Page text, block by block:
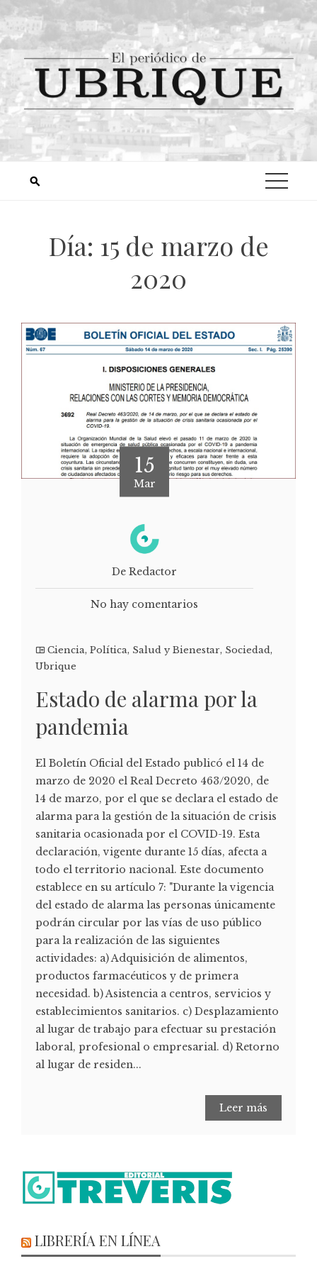
Día: 15 de marzo de
2020
15
Mar
De Redactor
No hay comentarios
Ciencia, Política, Salud y Bienestar, Sociedad,
Ubrique
Estado de alarma por la
pandemia
El Boletín Oficial del Estado publicó el 14 de
marzo de 2020 el Real Decreto 463/2020, de
14 de marzo, por el que se declara el estado de
alarma para la gestión de la situación de crisis
sanitaria ocasionada por el COVID-19. Esta
declaración, vigente durante 15 días, afecta a
todo el territorio nacional. Este documento
establece en su artículo 7: "Durante la vigencia
del estado de alarma las personas únicamente
podrán circular por las vías de uso público
para la realización de las siguientes
actividades: a) Adquisición de alimentos,
productos farmacéuticos y de primera
necesidad. b) Asistencia a centros, servicios y
establecimientos sanitarios. c) Desplazamiento
al lugar de trabajo para efectuar su prestación
laboral, profesional o empresarial. d) Retorno
al lugar de residen...
Leer más
LIBRERÍA EN LÍNEA